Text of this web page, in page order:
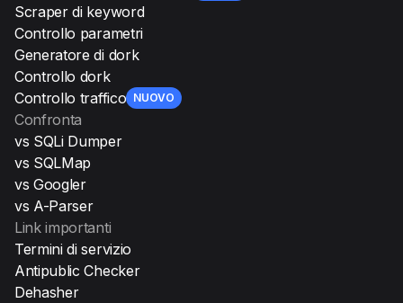
Scraper di keyword
Controllo parametri
Generatore di dork
Controllo dork
Controllo traffico NUOVO
Confronta
vs SQLi Dumper
vs SQLMap
vs Googler
vs A-Parser
Link importanti
Termini di servizio
Antipublic Checker
Dehasher